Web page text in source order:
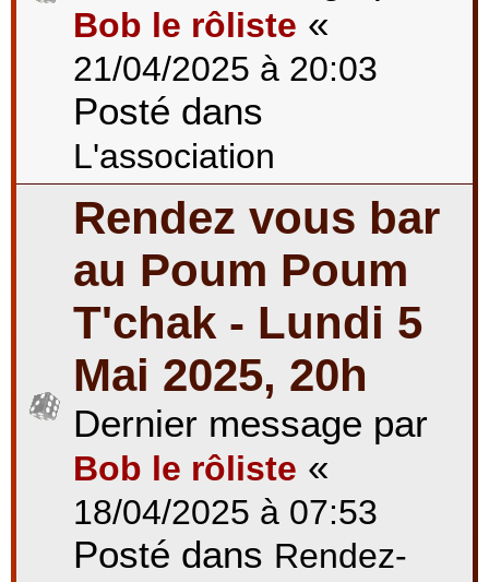
Bob le rôliste «
21/04/2025 à 20:03
Posté dans
L'association
Rendez vous bar
au Poum Poum
T'chak - Lundi 5
Mai 2025, 20h
Dernier message par
Bob le rôliste «
18/04/2025 à 07:53
Posté dans Rendez-